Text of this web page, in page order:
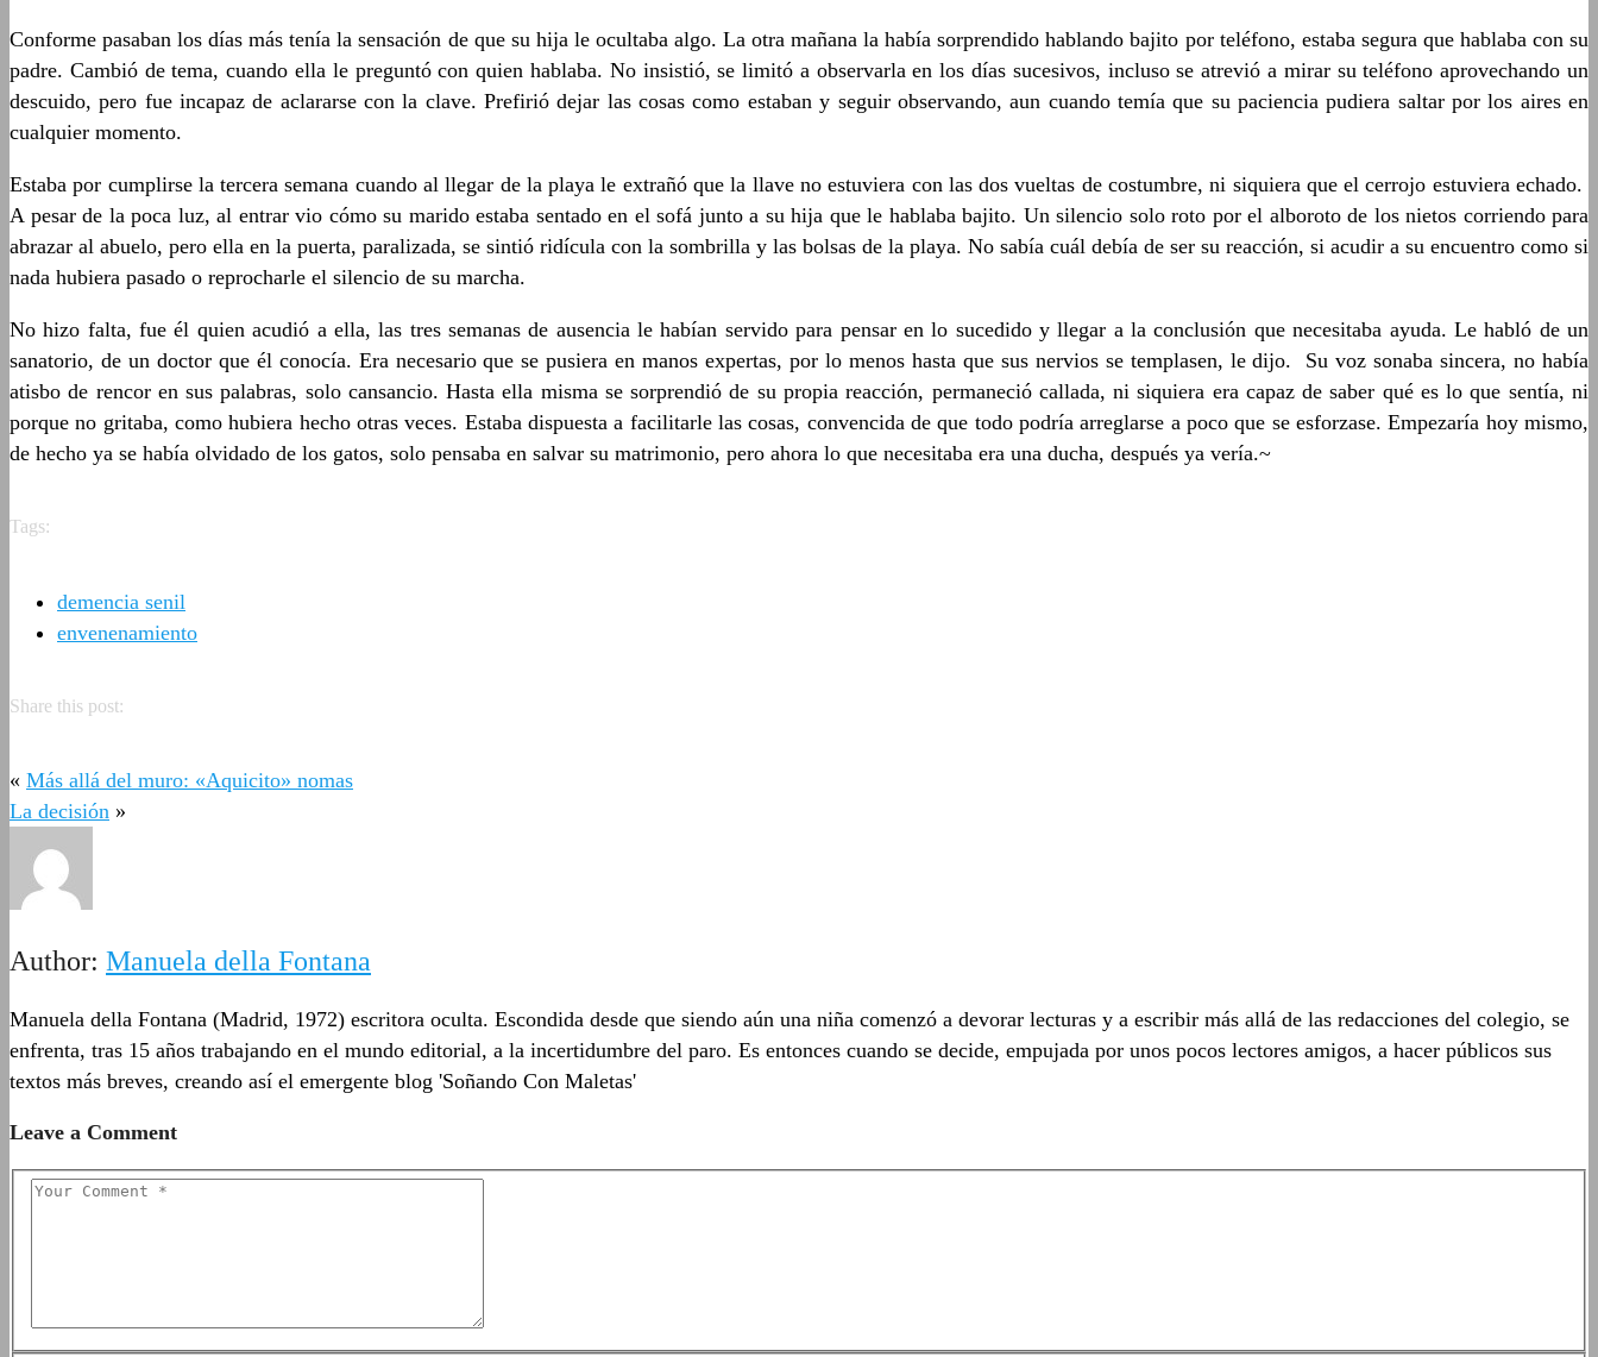
Conforme pasaban los días más tenía la sensación de que su hija le ocultaba algo. La otra mañana la había sorprendido hablando bajito por teléfono, estaba segura que hablaba con su
padre. Cambió de tema, cuando ella le preguntó con quien hablaba. No insistió, se limitó a observarla en los días sucesivos, incluso se atrevió a mirar su teléfono aprovechando un
descuido, pero fue incapaz de aclararse con la clave. Prefirió dejar las cosas como estaban y seguir observando, aun cuando temía que su paciencia pudiera saltar por los aires en
cualquier momento.
Estaba por cumplirse la tercera semana cuando al llegar de la playa le extrañó que la llave no estuviera con las dos vueltas de costumbre, ni siquiera que el cerrojo estuviera echado.
A pesar de la poca luz, al entrar vio cómo su marido estaba sentado en el sofá junto a su hija que le hablaba bajito. Un silencio solo roto por el alboroto de los nietos corriendo para
abrazar al abuelo, pero ella en la puerta, paralizada, se sintió ridícula con la sombrilla y las bolsas de la playa. No sabía cuál debía de ser su reacción, si acudir a su encuentro como si
nada hubiera pasado o reprocharle el silencio de su marcha.
No hizo falta, fue él quien acudió a ella, las tres semanas de ausencia le habían servido para pensar en lo sucedido y llegar a la conclusión que necesitaba ayuda. Le habló de un
sanatorio, de un doctor que él conocía. Era necesario que se pusiera en manos expertas, por lo menos hasta que sus nervios se templasen, le dijo. Su voz sonaba sincera, no había
atisbo de rencor en sus palabras, solo cansancio. Hasta ella misma se sorprendió de su propia reacción, permaneció callada, ni siquiera era capaz de saber qué es lo que sentía, ni
porque no gritaba, como hubiera hecho otras veces. Estaba dispuesta a facilitarle las cosas, convencida de que todo podría arreglarse a poco que se esforzase. Empezaría hoy mismo,
de hecho ya se había olvidado de los gatos, solo pensaba en salvar su matrimonio, pero ahora lo que necesitaba era una ducha, después ya vería.~
Tags:
demencia senil
envenenamiento
Share this post:
« Más allá del muro: «Aquicito» nomas
La decisión »
Author: Manuela della Fontana
Manuela della Fontana (Madrid, 1972) escritora oculta. Escondida desde que siendo aún una niña comenzó a devorar lecturas y a escribir más allá de las redacciones del colegio, se
enfrenta, tras 15 años trabajando en el mundo editorial, a la incertidumbre del paro. Es entonces cuando se decide, empujada por unos pocos lectores amigos, a hacer públicos sus
textos más breves, creando así el emergente blog 'Soñando Con Maletas'
Leave a Comment